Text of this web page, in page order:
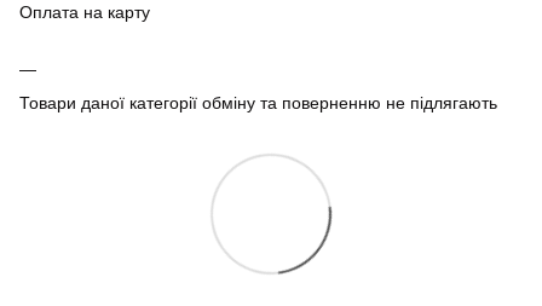
Оплата на карту
Товари даної категорії обміну та поверненню не підлягають